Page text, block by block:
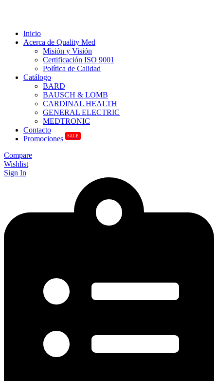
Inicio
Acerca de Quality Med
Misión y Visión
Certificación ISO 9001
Política de Calidad
Catálogo
BARD
BAUSCH & LOMB
CARDINAL HEALTH
GENERAL ELECTRIC
MEDTRONIC
Contacto
Promociones
SALE
Compare
Wishlist
Sign In